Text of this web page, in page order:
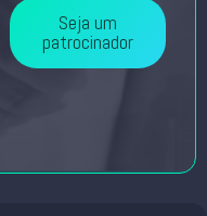
Seja um
patrocinador